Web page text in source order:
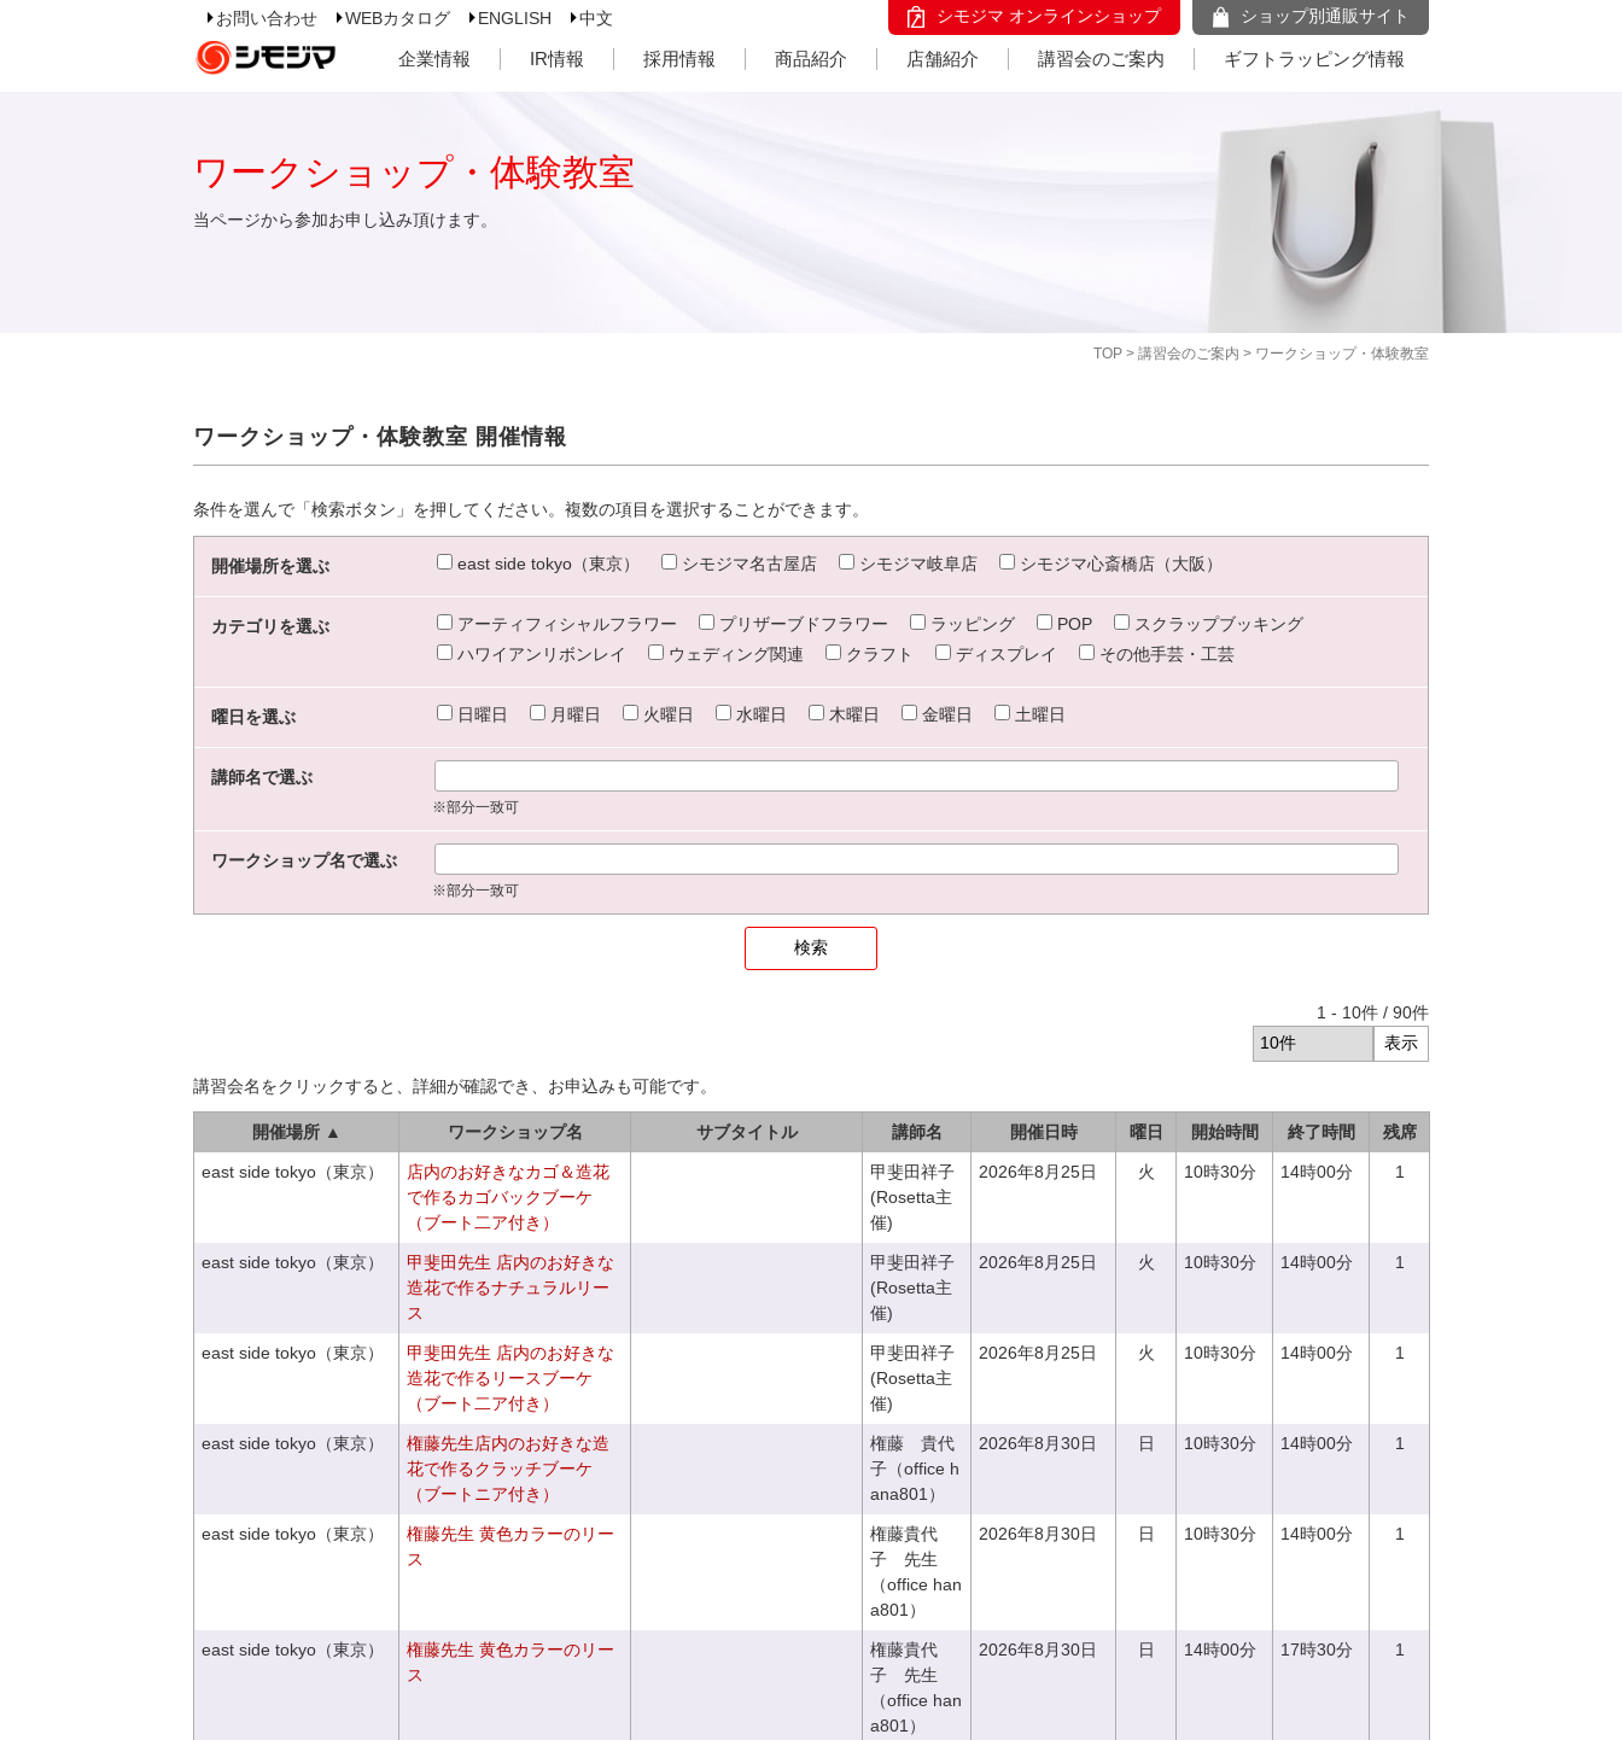
お問い合わせ WEBカタログ ENGLISH 中文 シモジマ オンラインショップ ショップ別通販サイト
企業情報 IR情報 採用情報 商品紹介 店舗紹介 講習会のご案内 ギフトラッピング情報
TOP > 講習会のご案内 > ワークショップ・体験教室
ワークショップ・体験教室
当ページから参加お申し込み頂けます。
ワークショップ・体験教室 開催情報
条件を選んで「検索ボタン」を押してください。複数の項目を選択することができます。
開催場所を選ぶ east side tokyo（東京） シモジマ名古屋店 シモジマ岐阜店 シモジマ心斎橋店（大阪）
カテゴリを選ぶ アーティフィシャルフラワー プリザーブドフラワー ラッピング POP
スクラップブッキング
ハワイアンリボンレイ
ウェディング関連 クラフト ディスプレイ その他手芸・工芸
曜日を選ぶ 日曜日 月曜日 火曜日 水曜日 木曜日 金曜日 土曜日
講師名で選ぶ
※部分一致可
ワークショップ名で選ぶ
※部分一致可
1 - 10件 / 90件
講習会名をクリックすると、詳細が確認でき、お申込みも可能です。
開催場所 ▲ ワークショップ名 サブタイトル 講師名 開催日時 曜日 開始時間 終了時間 残席
east side tokyo（東京）
店内のお好きなカゴ＆造花
で作るカゴバックブーケ
（ブート二ア付き）
甲斐田祥子
(Rosetta主
催)
2026年8月25日 火 10時30分 14時00分 1
east side tokyo（東京）
甲斐田先生 店内のお好きな
造花で作るナチュラルリー
ス
甲斐田祥子
(Rosetta主
催)
2026年8月25日 火 10時30分 14時00分 1
east side tokyo（東京）
甲斐田先生 店内のお好きな
造花で作るリースブーケ
（ブート二ア付き）
甲斐田祥子
(Rosetta主
催)
2026年8月25日 火 10時30分 14時00分 1
east side tokyo（東京）
権藤先生店内のお好きな造
花で作るクラッチブーケ
（ブートニア付き）
権藤 貴代
子（office h
ana801）
2026年8月30日 日 10時30分 14時00分 1
east side tokyo（東京）
権藤先生 黄色カラーのリー
ス
権藤貴代
子 先生
（office han
a801）
2026年8月30日 日 10時30分 14時00分 1
east side tokyo（東京）
権藤先生 黄色カラーのリー
ス
権藤貴代
子 先生
（office han
a801）
2026年8月30日 日 14時00分 17時30分 1